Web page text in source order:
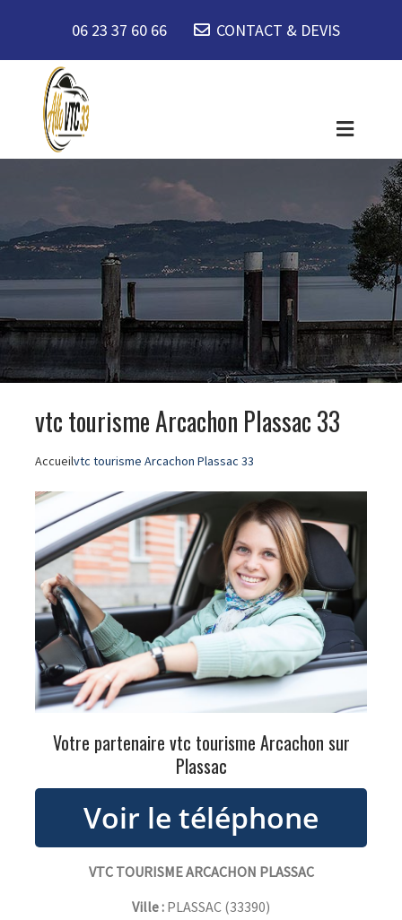
06 23 37 60 66 CONTACT & DEVIS
vtc tourisme Arcachon Plassac 33
Accueilvtc tourisme Arcachon Plassac 33
Votre partenaire vtc tourisme Arcachon sur
Plassac
VTC TOURISME ARCACHON PLASSAC
Ville : PLASSAC (33390)